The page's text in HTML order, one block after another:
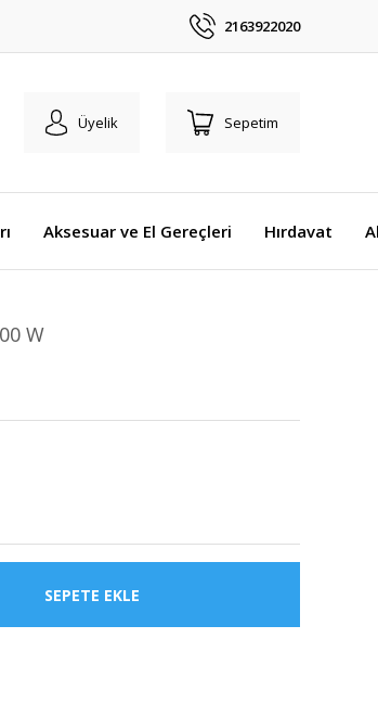
2163922020
Üyelik Sepetim
Aksesuar ve El Gereçleri Hırdavat
W
SEPETE EKLE